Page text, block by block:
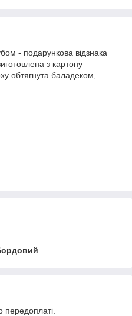
- подарункова відзнака
з картону
обтягнута баладеком,
передоплаті.